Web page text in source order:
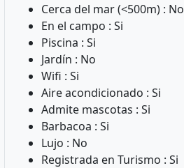
Cerca del mar (<500m) : No
En el campo : Si
Piscina : Si
Jardín : No
Wifi : Si
Aire acondicionado : Si
Admite mascotas : Si
Barbacoa : Si
Lujo : No
Registrada en Turismo : Si